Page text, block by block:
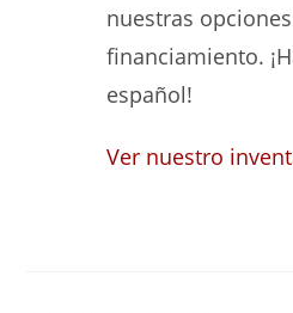
nuestras
financiamiento.
español!
Ver nuestro